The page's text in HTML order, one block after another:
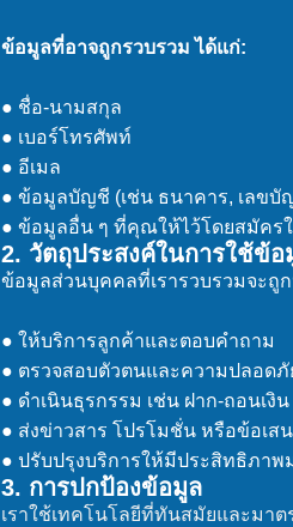
ข้อมูลที่อาจถูกรวบรวม ได้แก่:
● ชื่อ-นามสกุล
● เบอร์โทรศัพท์
● อีเมล
● ข้อมูลบัญชี (เช่น ธนาคาร, เลขบั
● ข้อมูลอื่น ๆ ที่คุณให้ไว้โดยสมัคร
2. วัตถุประสงค์ในการใช้ข้อ
ข้อมูลส่วนบุคคลที่เรารวบรวมจะถูก
● ให้บริการลูกค้าและตอบคำถาม
● ตรวจสอบตัวตนและความปลอดภั
● ดำเนินธุรกรรม เช่น ฝาก-ถอนเงิน
● ส่งข่าวสาร โปรโมชั่น หรือข้อเส
● ปรับปรุงบริการให้มีประสิทธิภาพ
3. การปกป้องข้อมูล
เราใช้เทคโนโลยีที่ทันสมัยและมา